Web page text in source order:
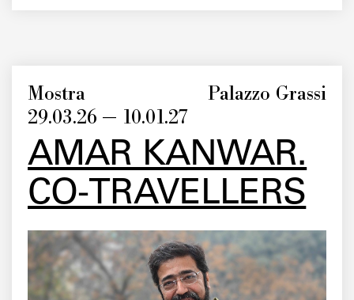
Mostra
29.03.26 — 10.01.27
Palazzo Grassi
AMAR KANWAR.
CO-TRAVELLERS